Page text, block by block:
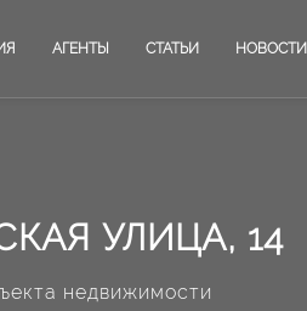
АГЕНТЫ СТАТЬИ НОВОСТИ
УЛИЦА, 14
недвижимости